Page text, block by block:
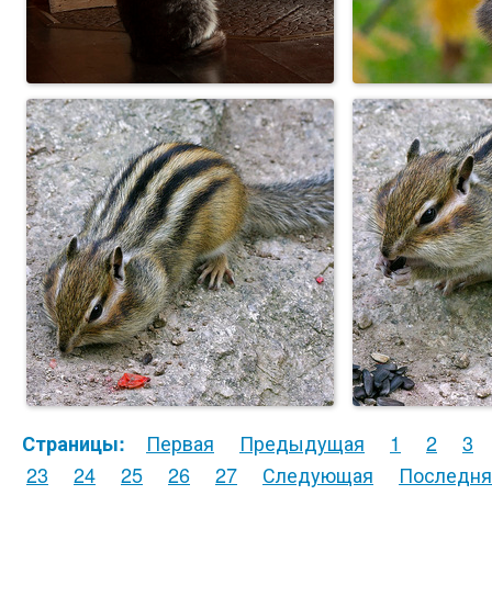
Страницы: Первая Предыдущая 1 2
3
23
24 25 26 27 Следующая